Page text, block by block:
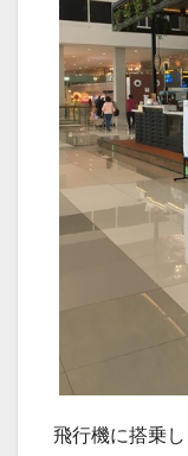
飛行機に搭乗